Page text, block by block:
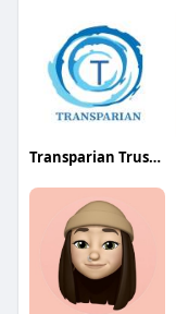
Transparian Trusted HR Consultancy